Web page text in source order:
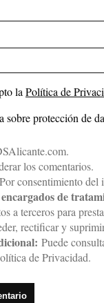
la Política de
sobre protección de
los comentarios.
Por consentimiento del
de
a terceros para
rectificar y
Puede
de Privacidad.